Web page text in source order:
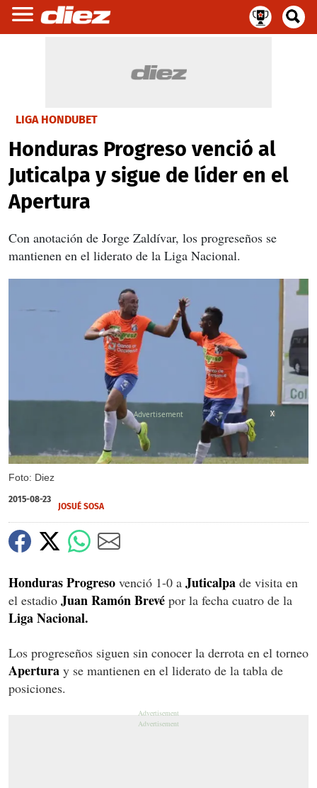
LIGA HONDUBET
Honduras Progreso venció al
Juticalpa y sigue de líder en el
Apertura
Con anotación de Jorge Zaldívar, los progreseños se
mantienen en el liderato de la Liga Nacional.
Foto: Diez
X
X
2015-08-23
JOSUÉ SOSA
Honduras Progreso venció 1-0 a Juticalpa de visita en
el estadio Juan Ramón Brevé por la fecha cuatro de la
Liga Nacional.
Los progreseños siguen sin conocer la derrota en el torneo
Apertura y se mantienen en el liderato de la tabla de
posiciones.